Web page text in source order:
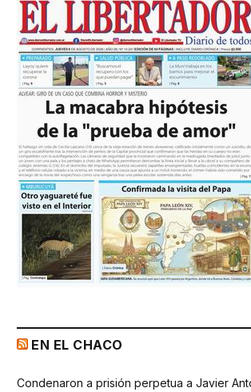
EN EL CHACO
Condenaron a prisión perpetua a Javier